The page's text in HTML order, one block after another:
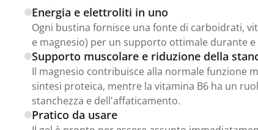
Energia e elettroliti in uno
Ogni bustina fornisce una fonte di carboidrati,
e magnesio) per un supporto ottimale durante
Supporto muscolare e riduzione della
Il magnesio contribuisce alla normale funzione
sintesi proteica, mentre la vitamina B6 ha un
stanchezza e dell'affaticamento.
Pratico da usare